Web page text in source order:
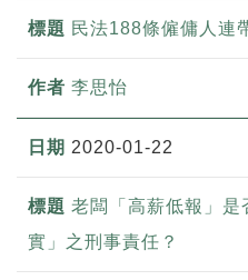
民法188條僱傭人連
李思怡
2020-01-22
老闆「高薪低報」是
實」之刑事責任？